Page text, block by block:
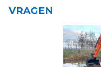
VRAGEN